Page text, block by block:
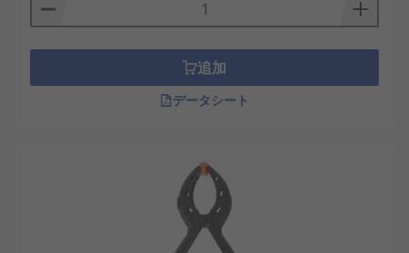
追加
データシート